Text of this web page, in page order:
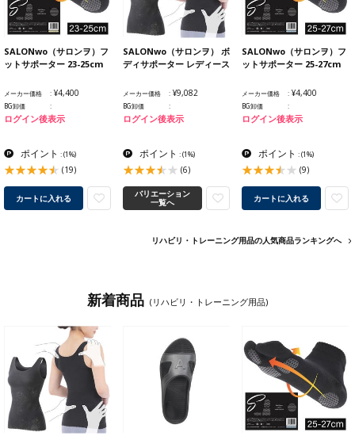
SALONwo（サロンヲ）フ
ットサポーター 23-25cm
メーカー価格 ¥4,400
BG卸価
ログイン後表示
ポイント :(1%)
(19)
カートに入れる
SALONwo（サロンヲ） ボ
ディサポーター レディース
メーカー価格 ¥9,082
BG卸価
ログイン後表示
ポイント :(1%)
(6)
バリエーション
一覧へ
SALONwo（サロンヲ）フ
ットサポーター 25-27cm
メーカー価格 ¥4,400
BG卸価
ログイン後表示
ポイント :(1%)
(9)
カートに入れる
リハビリ・トレーニング用品の人気商品ランキングへ
新着商品 (リハビリ・トレーニング用品)